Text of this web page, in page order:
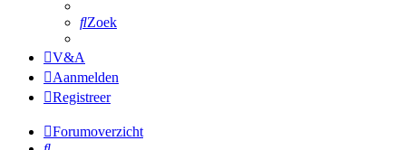
Zoek
V&A
Aanmelden
Registreer
Forumoverzicht